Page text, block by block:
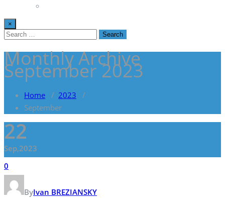
×
Monthly Archive
September 2023
Home / 2023 /
September
22
Sep,2023
0
ByIvan BREZIANSKY